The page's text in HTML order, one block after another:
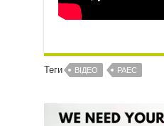
Теги ВІДЕО РАЕС